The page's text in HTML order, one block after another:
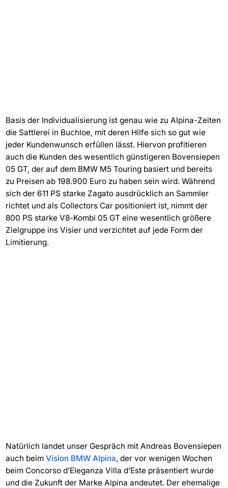
Basis der Individualisierung ist genau wie zu Alpina-Zeiten
die Sattlerei in Buchloe, mit deren Hilfe sich so gut wie
jeder Kundenwunsch erfüllen lässt. Hiervon profitieren
auch die Kunden des wesentlich günstigeren Bovensiepen
05 GT, der auf dem BMW M5 Touring basiert und bereits
zu Preisen ab 198.900 Euro zu haben sein wird. Während
sich der 611 PS starke Zagato ausdrücklich an Sammler
richtet und als Collectors Car positioniert ist, nimmt der
800 PS starke V8-Kombi 05 GT eine wesentlich größere
Zielgruppe ins Visier und verzichtet auf jede Form der
Limitierung.
Natürlich landet unser Gespräch mit Andreas Bovensiepen
auch beim Vision BMW Alpina, der vor wenigen Wochen
beim Concorso d’Eleganza Villa d’Este präsentiert wurde
und die Zukunft der Marke Alpina andeutet. Der ehemalige